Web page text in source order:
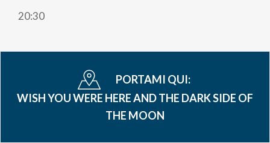
20:30
PORTAMI QUI:
WISH YOU WERE HERE AND THE DARK SIDE OF
THE MOON